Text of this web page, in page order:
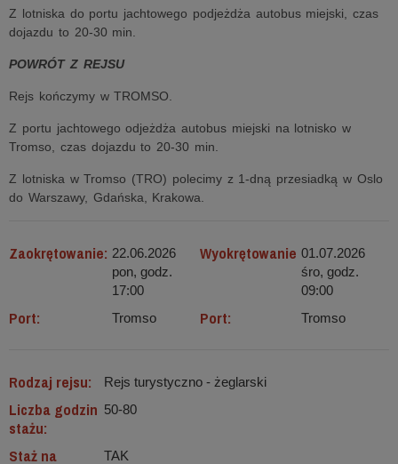
Z lotniska do portu jachtowego podjeżdża autobus miejski, czas
dojazdu to 20-30 min.
POWRÓT Z REJSU
Rejs kończymy w TROMSO.
Z portu jachtowego odjeżdża autobus miejski na lotnisko w
Tromso, czas dojazdu to 20-30 min.
Z lotniska w Tromso (TRO) polecimy z 1-dną przesiadką w Oslo
do Warszawy, Gdańska, Krakowa.
Zaokrętowanie: 22.06.2026
pon, godz.
17:00
Wyokrętowanie 01.07.2026
śro, godz.
09:00
Port: Tromso Port: Tromso
Rodzaj rejsu: Rejs turystyczno - żeglarski
Liczba godzin
stażu:
50-80
Staż na TAK